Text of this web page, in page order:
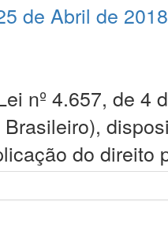
de Abril de 2018
nº 4.657, de 4
do direito